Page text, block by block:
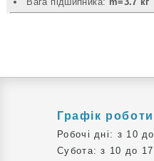
Графік роботи
Робочі дні: з 10
Субота: з 10 до 17